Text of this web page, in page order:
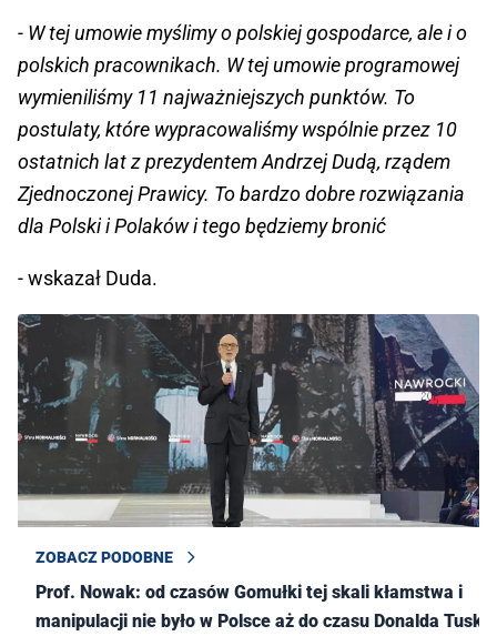
- W tej umowie myślimy o polskiej gospodarce, ale i o
polskich pracownikach. W tej umowie programowej
wymieniliśmy 11 najważniejszych punktów. To
postulaty, które wypracowaliśmy wspólnie przez 10
ostatnich lat z prezydentem Andrzej Dudą, rządem
Zjednoczonej Prawicy. To bardzo dobre rozwiązania
dla Polski i Polaków i tego będziemy bronić
- wskazał Duda.
ZOBACZ PODOBNE
Prof. Nowak: od czasów Gomułki tej skali kłamstwa i
manipulacji nie było w Polsce aż do czasu Donalda Tuska